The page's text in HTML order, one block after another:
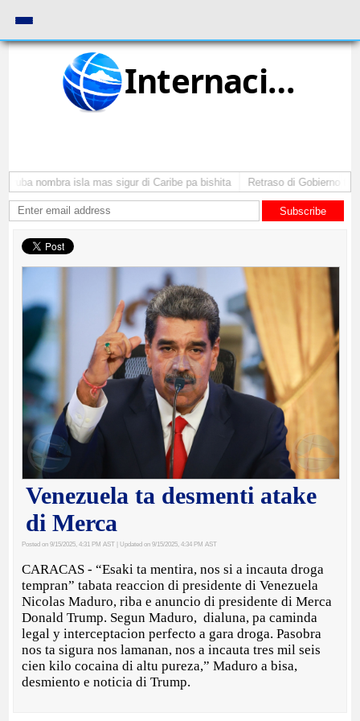
Internacional
nombra isla mas sigur di Caribe pa bishita Retraso di Gobierno ta
Subscribe
Venezuela ta desmenti atake
di Merca
Posted on 9/15/2025, 4:31 PM AST | Updated on 9/15/2025, 4:34 PM AST
CARACAS - “Esaki ta mentira, nos si a incauta droga
tempran” tabata reaccion di presidente di Venezuela
Nicolas Maduro, riba e anuncio di presidente di Merca
Donald Trump. Segun Maduro, dialuna, pa caminda
legal y interceptacion perfecto a gara droga. Pasobra
nos ta sigura nos lamanan, nos a incauta tres mil seis
cien kilo cocaina di altu pureza,” Maduro a bisa,
desmiento e noticia di Trump.